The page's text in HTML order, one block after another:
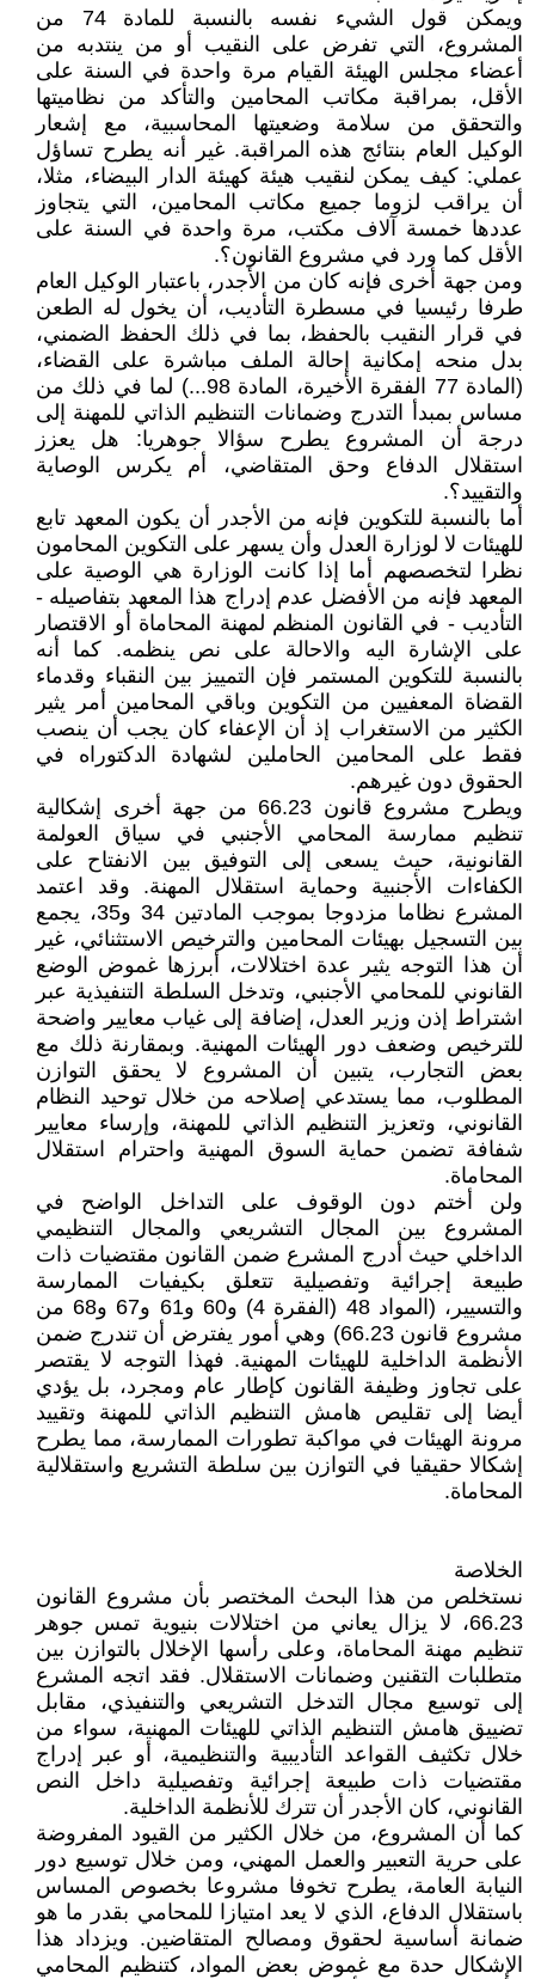
ويمكن قول الشيء نفسه بالنسبة للمادة 74 من
المشروع، التي تفرض على النقيب أو من ينتدبه من
أعضاء مجلس الهيئة القيام مرة واحدة في السنة على
الأقل، بمراقبة مكاتب المحامين والتأكد من نظاميتها
والتحقق من سلامة وضعيتها المحاسبية، مع إشعار
الوكيل العام بنتائج هذه المراقبة. غير أنه يطرح تساؤل
عملي: كيف يمكن لنقيب هيئة كهيئة الدار البيضاء، مثلا،
أن يراقب لزوما جميع مكاتب المحامين، التي يتجاوز
عددها خمسة آلاف مكتب، مرة واحدة في السنة على
الأقل كما ورد في مشروع القانون؟.
ومن جهة أخرى فإنه كان من الأجدر، باعتبار الوكيل العام
طرفا رئيسيا في مسطرة التأديب، أن يخول له الطعن
في قرار النقيب بالحفظ، بما في ذلك الحفظ الضمني،
بدل منحه إمكانية إحالة الملف مباشرة على القضاء،
(المادة 77 الفقرة الأخيرة، المادة 98...) لما في ذلك من
مساس بمبدأ التدرج وضمانات التنظيم الذاتي للمهنة إلى
درجة أن المشروع يطرح سؤالا جوهريا: هل يعزز
استقلال الدفاع وحق المتقاضي، أم يكرس الوصاية
والتقييد؟.
أما بالنسبة للتكوين فإنه من الأجدر أن يكون المعهد تابع
للهيئات لا لوزارة العدل وأن يسهر على التكوين المحامون
نظرا لتخصصهم أما إذا كانت الوزارة هي الوصية على
المعهد فإنه من الأفضل عدم إدراج هذا المعهد بتفاصيله -
التأديب - في القانون المنظم لمهنة المحاماة أو الاقتصار
على الإشارة اليه والاحالة على نص ينظمه. كما أنه
بالنسبة للتكوين المستمر فإن التمييز بين النقباء وقدماء
القضاة المعفيين من التكوين وباقي المحامين أمر يثير
الكثير من الاستغراب إذ أن الإعفاء كان يجب أن ينصب
فقط على المحامين الحاملين لشهادة الدكتوراه في
الحقوق دون غيرهم.
ويطرح مشروع قانون 66.23 من جهة أخرى إشكالية
تنظيم ممارسة المحامي الأجنبي في سياق العولمة
القانونية، حيث يسعى إلى التوفيق بين الانفتاح على
الكفاءات الأجنبية وحماية استقلال المهنة. وقد اعتمد
المشرع نظاما مزدوجا بموجب المادتين 34 و35، يجمع
بين التسجيل بهيئات المحامين والترخيص الاستثنائي، غير
أن هذا التوجه يثير عدة اختلالات، أبرزها غموض الوضع
القانوني للمحامي الأجنبي، وتدخل السلطة التنفيذية عبر
اشتراط إذن وزير العدل، إضافة إلى غياب معايير واضحة
للترخيص وضعف دور الهيئات المهنية. وبمقارنة ذلك مع
بعض التجارب، يتبين أن المشروع لا يحقق التوازن
المطلوب، مما يستدعي إصلاحه من خلال توحيد النظام
القانوني، وتعزيز التنظيم الذاتي للمهنة، وإرساء معايير
شفافة تضمن حماية السوق المهنية واحترام استقلال
المحاماة.
ولن أختم دون الوقوف على التداخل الواضح في
المشروع بين المجال التشريعي والمجال التنظيمي
الداخلي حيث أدرج المشرع ضمن القانون مقتضيات ذات
طبيعة إجرائية وتفصيلية تتعلق بكيفيات الممارسة
والتسيير، (المواد 48 (الفقرة 4) و60 و61 و67 و68 من
مشروع قانون 66.23) وهي أمور يفترض أن تندرج ضمن
الأنظمة الداخلية للهيئات المهنية. فهذا التوجه لا يقتصر
على تجاوز وظيفة القانون كإطار عام ومجرد، بل يؤدي
أيضا إلى تقليص هامش التنظيم الذاتي للمهنة وتقييد
مرونة الهيئات في مواكبة تطورات الممارسة، مما يطرح
إشكالا حقيقيا في التوازن بين سلطة التشريع واستقلالية
المحاماة.
الخلاصة
نستخلص من هذا البحث المختصر بأن مشروع القانون
66.23، لا يزال يعاني من اختلالات بنيوية تمس جوهر
تنظيم مهنة المحاماة، وعلى رأسها الإخلال بالتوازن بين
متطلبات التقنين وضمانات الاستقلال. فقد اتجه المشرع
إلى توسيع مجال التدخل التشريعي والتنفيذي، مقابل
تضييق هامش التنظيم الذاتي للهيئات المهنية، سواء من
خلال تكثيف القواعد التأديبية والتنظيمية، أو عبر إدراج
مقتضيات ذات طبيعة إجرائية وتفصيلية داخل النص
القانوني، كان الأجدر أن تترك للأنظمة الداخلية.
كما أن المشروع، من خلال الكثير من القيود المفروضة
على حرية التعبير والعمل المهني، ومن خلال توسيع دور
النيابة العامة، يطرح تخوفا مشروعا بخصوص المساس
باستقلال الدفاع، الذي لا يعد امتيازا للمحامي بقدر ما هو
ضمانة أساسية لحقوق ومصالح المتقاضين. ويزداد هذا
الإشكال حدة مع غموض بعض المواد، كتنظيم المحامي